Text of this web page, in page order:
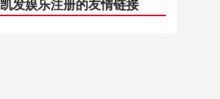
凯发娱乐注册的友情链接